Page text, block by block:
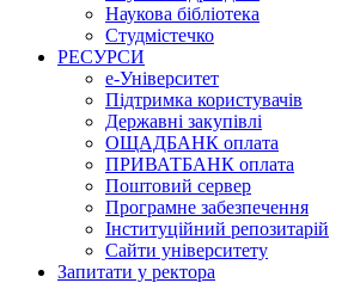
Наукова бібліотека
Студмістечко
РЕСУРСИ
е-Університет
Підтримка користувачів
Державні закупівлі
ОЩАДБАНК оплата
ПРИВАТБАНК оплата
Поштовий сервер
Програмне забезпечення
Інституційний репозитарій
Сайти університету
Запитати у ректора